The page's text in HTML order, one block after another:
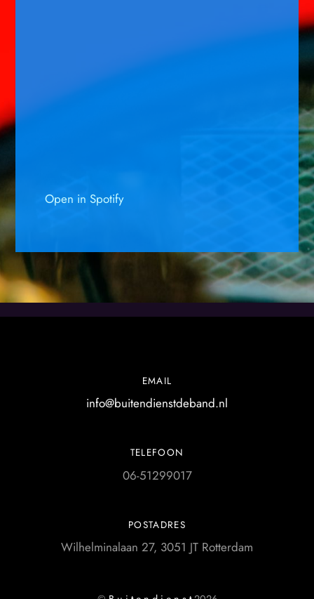
Open in Spotify
EMAIL
info@buitendienstdeband.nl
TELEFOON
06-51299017
POSTADRES
Wilhelminalaan 27, 3051 JT Rotterdam